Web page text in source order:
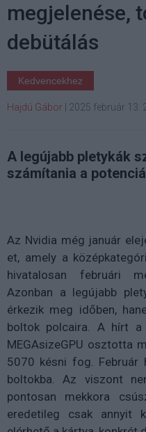
megjelenése,
debütálás
Kedvencekhez
Hajdú Gábor 2025 február 13.
A legújabb pletykák
számítania a
Az Nvidia még január
et, amely a
hivatalosan februári
Azonban a legújabb
érkezik meg időben,
boltok polcaira. A hírt a
MEGAsizeGPU osztotta
5070 késni fog. Február
boltokba. Az viszont
pontosan mekkora
eredetileg csak annyit